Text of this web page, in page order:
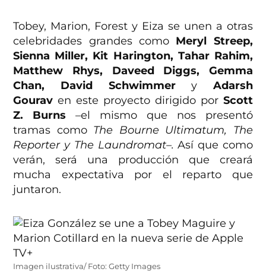
Tobey, Marion, Forest y Eiza se unen a otras
celebridades grandes como Meryl Streep,
Sienna Miller, Kit Harington, Tahar Rahim,
Matthew Rhys, Daveed Diggs, Gemma
Chan, David Schwimmery Adarsh
Gouraven este proyecto dirigido por Scott
Z. Burns –el mismo que nos presentó
tramas como The Bourne Ultimatum, The
Reporter y The Laundromat–. Así que como
verán, será una producción que creará
mucha expectativa por el reparto que
juntaron.
Imagen ilustrativa/ Foto: Getty Images